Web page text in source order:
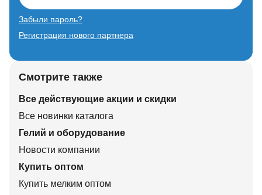
Забыли пароль?
Регистрация нового партнера
Смотрите также
Все действующие акции и скидки
Все новинки каталога
Гелий и оборудование
Новости компании
Купить оптом
Купить мелким оптом